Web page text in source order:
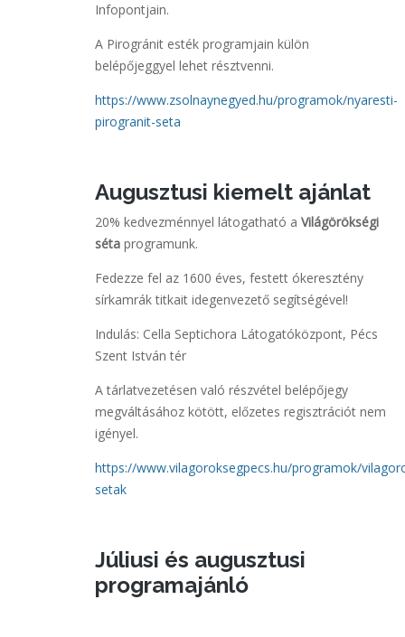
Infopontjain.
A Pirogránit esték programjain külön
belépőjeggyel lehet résztvenni.
https://www.zsolnaynegyed.hu/programok/nyaresti-
pirogranit-seta
Augusztusi kiemelt ajánlat
20% kedvezménnyel látogatható a Világörökségi
séta programunk.
Fedezze fel az 1600 éves, festett ókeresztény
sírkamrák titkait idegenvezető segítségével!
Indulás: Cella Septichora Látogatóközpont, Pécs
Szent István tér
A tárlatvezetésen való részvétel belépőjegy
megváltásához kötött, előzetes regisztrációt nem
igényel.
https://www.vilagoroksegpecs.hu/programok/
setak
Júliusi és augusztusi
programajánló